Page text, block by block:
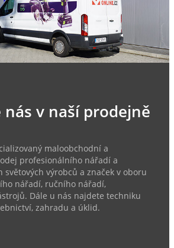
nás v naší prodejně
maloobchodní a
profesionálního nářadí a
výrobců a značek v oboru
nářadí, ručního nářadí,
Dále u nás najdete techniku
zahradu a úklid.